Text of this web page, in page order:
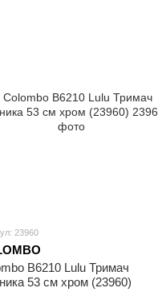
23960
B6210 Lulu Тримач
53 см хром (23960)